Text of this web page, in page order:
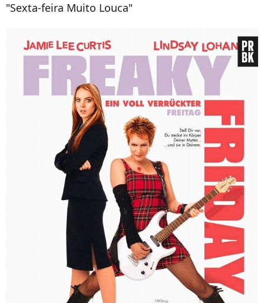
"Sexta-feira Muito Louca"